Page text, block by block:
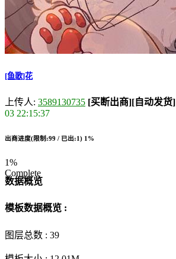
[鱼歌]花
上传人: 3589130735 [买断出商][自动发货]
03 22:15:37
出商进度(限制:99 / 已出:1) 1%
1%
Complete
数据概览
模板数据概览 :
图层总数 : 39